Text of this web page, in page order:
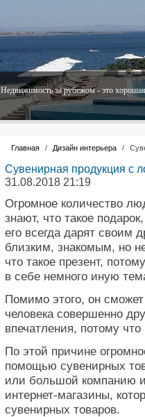
Недвижимость за рубежом - это
Главная / Дизайн интерьера /
Сувенирная продукция с
31.08.2018 21:19
Огромное количество
знают, что такое
его всегда дарят своим
близким, знакомым, но
что такое презент,
в себе немного иную
Помимо этого, он
человека совершенно
впечатления, потому
По этой причине
помощью сувенирных
или большой компанию
интернет-магазины,
сувенирных товаров.